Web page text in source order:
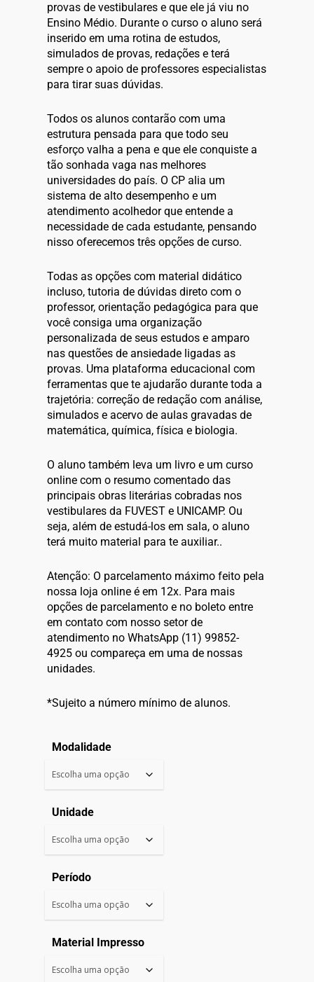
provas de vestibulares e que ele já viu no
Ensino Médio. Durante o curso o aluno será
inserido em uma rotina de estudos,
simulados de provas, redações e terá
sempre o apoio de professores especialistas
para tirar suas dúvidas.
Todos os alunos contarão com uma
estrutura pensada para que todo seu
esforço valha a pena e que ele conquiste a
tão sonhada vaga nas melhores
universidades do país. O CP alia um
sistema de alto desempenho e um
atendimento acolhedor que entende a
necessidade de cada estudante, pensando
nisso oferecemos três opções de curso.
Todas as opções com material didático
incluso, tutoria de dúvidas direto com o
professor, orientação pedagógica para que
você consiga uma organização
personalizada de seus estudos e amparo
nas questões de ansiedade ligadas as
provas. Uma plataforma educacional com
ferramentas que te ajudarão durante toda a
trajetória: correção de redação com análise,
simulados e acervo de aulas gravadas de
matemática, química, física e biologia.
O aluno também leva um livro e um curso
online com o resumo comentado das
principais obras literárias cobradas nos
vestibulares da FUVEST e UNICAMP. Ou
seja, além de estudá-los em sala, o aluno
terá muito material para te auxiliar..
Atenção: O parcelamento máximo feito pela
nossa loja online é em 12x. Para mais
opções de parcelamento e no boleto entre
em contato com nosso setor de
atendimento no WhatsApp (11) 99852-
4925 ou compareça em uma de nossas
unidades.
*Sujeito a número mínimo de alunos.
Modalidade
Unidade
Período
Material Impresso